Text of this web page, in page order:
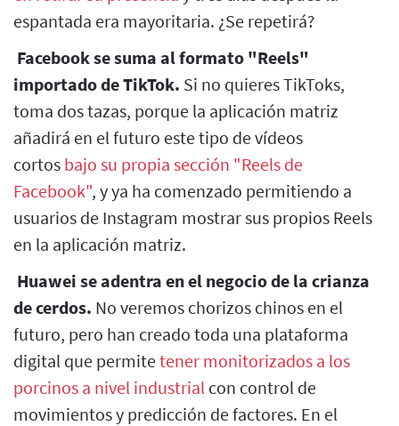
espantada era mayoritaria. ¿Se repetirá?
Facebook se suma al formato "Reels"
importado de TikTok. Si no quieres TikToks,
toma dos tazas, porque la aplicación matriz
añadirá en el futuro este tipo de vídeos
cortos bajo su propia sección "Reels de
Facebook", y ya ha comenzado permitiendo a
usuarios de Instagram mostrar sus propios Reels
en la aplicación matriz.
Huawei se adentra en el negocio de la crianza
de cerdos. No veremos chorizos chinos en el
futuro, pero han creado toda una plataforma
digital que permitetener monitorizados a los
porcinos a nivel industrial con control de
movimientos y predicción de factores. En el